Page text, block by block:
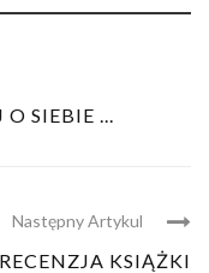
SIEBIE ...
Następny Artykul
KSIĄŻKI